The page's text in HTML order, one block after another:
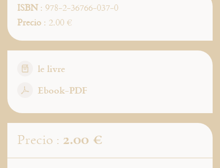
ISBN: 978-2-36766-037-0
Precio : 2.00 €
le livre
Ebook-PDF
Precio : 2.00 €